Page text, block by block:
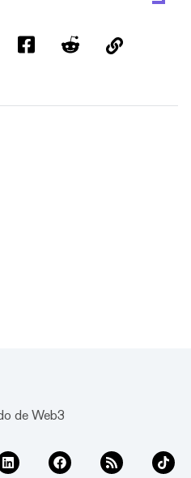
de Web3